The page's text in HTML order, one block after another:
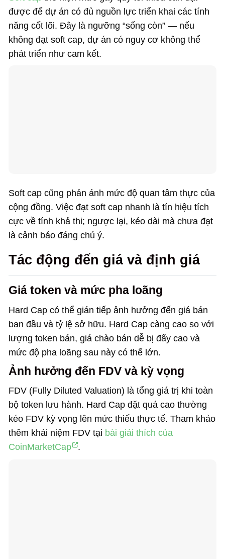
được để dự án có đủ nguồn lực triển khai các tính
năng cốt lõi. Đây là ngưỡng “sống còn” — nếu
không đạt soft cap, dự án có nguy cơ không thể
phát triển như cam kết.
Soft cap cũng phản ánh mức độ quan tâm thực của
cộng đồng. Việc đạt soft cap nhanh là tín hiệu tích
cực về tính khả thi; ngược lại, kéo dài mà chưa đạt
là cảnh báo đáng chú ý.
Tác động đến giá và định giá
Giá token và mức pha loãng
Hard Cap có thể gián tiếp ảnh hưởng đến giá bán
ban đầu và tỷ lệ sở hữu. Hard Cap càng cao so với
lượng token bán, giá chào bán dễ bị đẩy cao và
mức độ pha loãng sau này có thể lớn.
Ảnh hưởng đến FDV và kỳ vọng
FDV (Fully Diluted Valuation) là tổng giá trị khi toàn
bộ token lưu hành. Hard Cap đặt quá cao thường
kéo FDV kỳ vọng lên mức thiếu thực tế. Tham khảo
thêm khái niệm FDV tại bài giải thích của
CoinMarketCap
.